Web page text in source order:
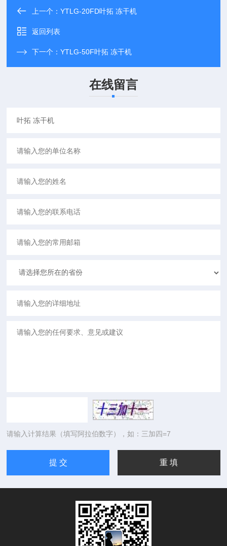
上一个：YTLG-20FD叶拓 冻干机
返回列表
下一个：YTLG-50F叶拓 冻干机
在线留言
请输入计算结果（填写阿拉伯数字），如：三加四=7